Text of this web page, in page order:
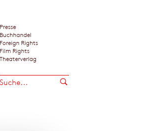
Presse
Buchhandel
Foreign Rights
Film Rights
Theaterverlag